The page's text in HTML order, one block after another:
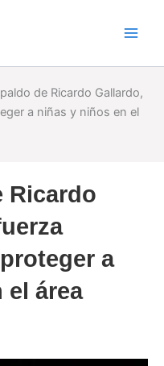
de Ricardo Gallardo,
a niñas y niños en el
Ricardo
a
el área